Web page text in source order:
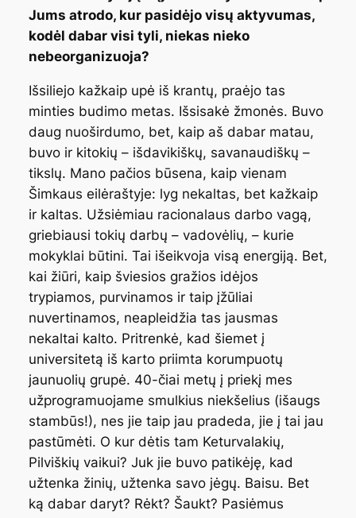
Jums atrodo, kur pasidėjo visų aktyvumas,
kodėl dabar visi tyli, niekas nieko
nebeorganizuoja?
Išsiliejo kažkaip upė iš krantų, praėjo tas
minties budimo metas. Išsisakė žmonės. Buvo
daug nuoširdumo, bet, kaip aš dabar matau,
buvo ir kitokių – išdavikiškų, savanaudiškų –
tikslų. Mano pačios būsena, kaip vienam
Šimkaus eilėraštyje: lyg nekaltas, bet kažkaip
ir kaltas. Užsiėmiau racionalaus darbo vagą,
griebiausi tokių darbų – vadovėlių, – kurie
mokyklai būtini. Tai išeikvoja visą energiją. Bet,
kai žiūri, kaip šviesios gražios idėjos
trypiamos, purvinamos ir taip įžūliai
nuvertinamos, neapleidžia tas jausmas
nekaltai kalto. Pritrenkė, kad šiemet į
universitetą iš karto priimta korumpuotų
jaunuolių grupė. 40-čiai metų į priekį mes
užprogramuojame smulkius niekšelius (išaugs
stambūs!), nes jie taip jau pradeda, jie į tai jau
pastūmėti. O kur dėtis tam Keturvalakių,
Pilviškių vaikui? Juk jie buvo patikėję, kad
užtenka žinių, užtenka savo jėgų. Baisu. Bet
ką dabar daryt? Rėkt? Šaukt? Pasiėmus